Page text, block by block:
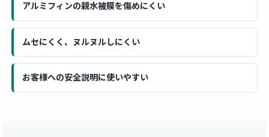
アルミフィンの親水被膜を傷めにくい
ムセにくく、ヌルヌルしにくい
お客様への安全説明に使いやすい